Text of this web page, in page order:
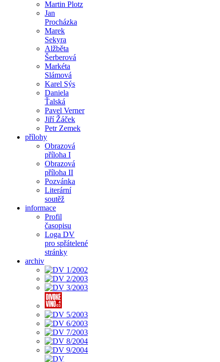
Martin Plotz
Jan
Procházka
Marek
Sekyra
Alžběta
Šerberová
Markéta
Slámová
Karel Sýs
Daniela
Ťalská
Pavel Verner
Jiří Žáček
Petr Zemek
přílohy
Obrazová
příloha I
Obrazová
příloha II
Pozvánka
Literární
soutěž
informace
Profil
časopisu
Loga DV
pro spřátelené
stránky
archiv